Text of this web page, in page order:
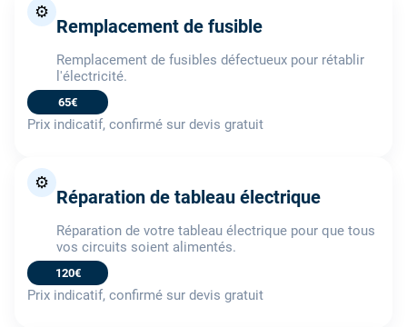
⚙️
Remplacement de fusible
Remplacement de fusibles défectueux pour rétablir
l'électricité.
65€
Prix indicatif, confirmé sur devis gratuit
⚙️
Réparation de tableau électrique
Réparation de votre tableau électrique pour que tous
vos circuits soient alimentés.
120€
Prix indicatif, confirmé sur devis gratuit